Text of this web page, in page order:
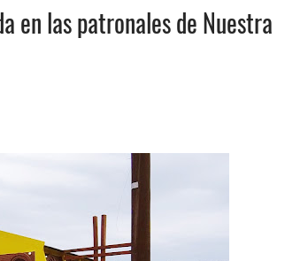
en las patronales de Nuestra